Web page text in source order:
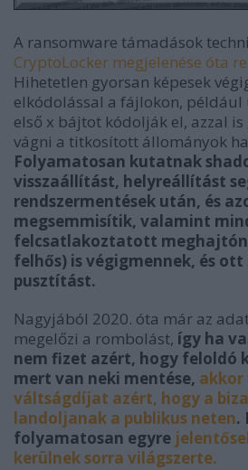
A ransomware támadások
CryptoLocker megjelenése óta
Hihetetlen gyorsan képesek
elkódolással a fájlokon, például
első x bájtot kódolják el, azzal
vágni a titkosított állományok
Folyamatosan kutatnak
visszaállítást, helyreállítást
rendszermentések után, és
megsemmisítik, valamint
felcsatlakoztatott meghajtón
felhős) is végigmennek, és ott
pusztítást.
Nagyjából 2020. óta már az
megelőzi a rombolást, így ha
nem fizet azért, hogy feloldó
mert van neki mentése, akkor
váltságdíjat azért, hogy a
landoljanak a publikus neten.
folyamatosan egyre
kerülnek sorra világszerte.